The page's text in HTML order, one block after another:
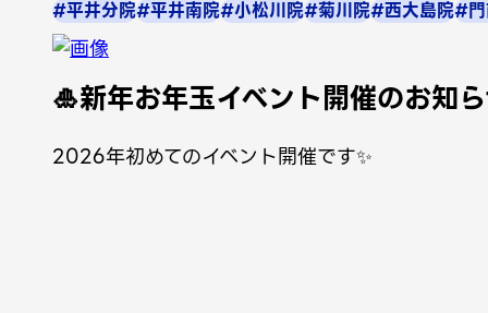
#平井分院#平井南院#小松川院#菊川院#西大島院#門
🎍新年お年玉イベント開催のお知
2026年初めてのイベント開催です✨